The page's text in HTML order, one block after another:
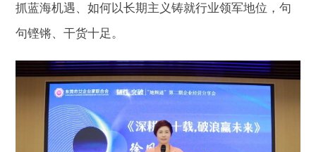
抓蓝海机遇、如何以长期主义铸就行业领军地位，句
句铿锵、干货十足。